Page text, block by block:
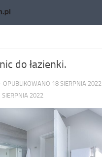
do łazienki.
· OPUBLIKOWANO 18 SIERPNIA 2022
SIERPNIA 2022